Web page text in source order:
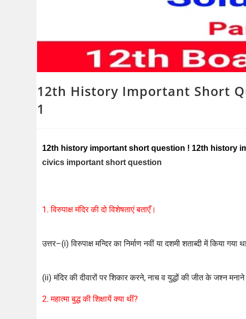
12th History Important Short
1
12th history important short question ! 12th history
civics important short question
1. विरुपाक्ष मंदिर की दो विशेषताएं बताएँ।
उत्तर–(i) विरुपाक्ष मन्दिर का निर्माण नवीं या दशमी शताब्दी में किया गया
(ii) मंदिर की दीवारों पर शिकार करने, नाच व युद्धों की जीत के जश्न
2. महात्मा बुद्ध की शिक्षायें क्या थीं?